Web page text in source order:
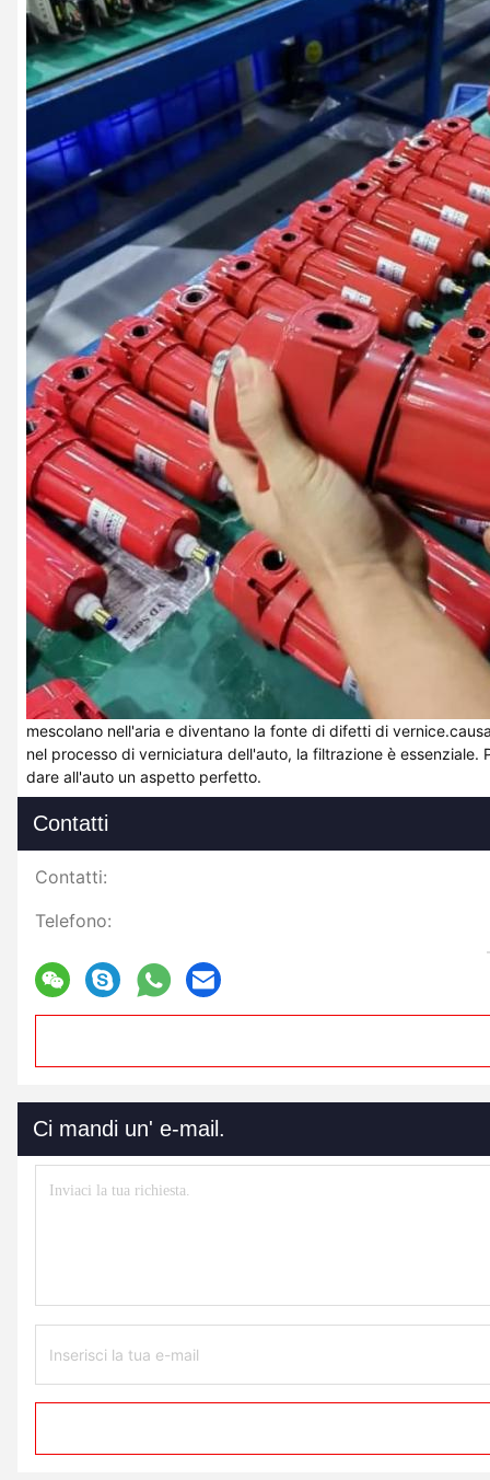
mescolano nell'aria e diventano la fonte di difetti di
nel processo di verniciatura dell'auto, la filtrazione è
dare all'auto un aspetto perfetto.
Contatti
Contatti:
Telefono:
Ci mandi un' e-mail.